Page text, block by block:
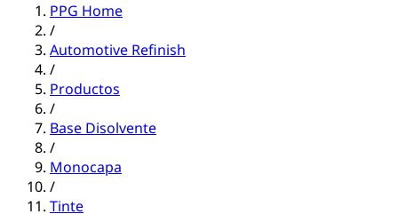
PPG Home
/
Automotive Refinish
/
Productos
/
Base Disolvente
/
Monocapa
/
Tinte